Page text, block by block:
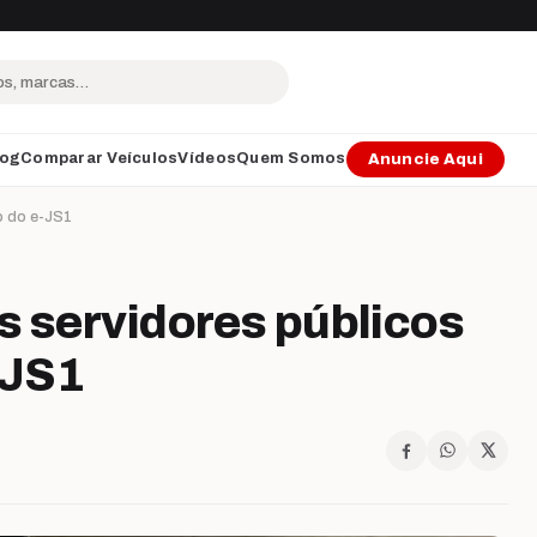
Comparar VeículosVídeosQuem Somos Anuncie Aqui
do e-JS1
servidores públicos